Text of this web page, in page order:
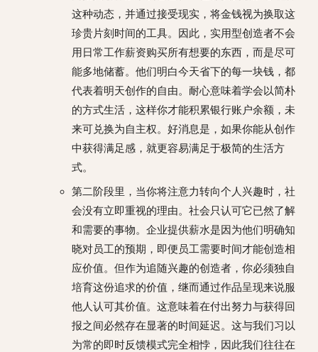
这种动态，并通过接受现实，将金钱视为换取这
珍贵片刻时间的工具。因此，实用型创造者不会
用日常工作薪资购买所有想要的东西，而是尽可
能多地储蓄。他们明白今天省下的每一块钱，都
代表着明天创作的自由。耐心意味着学会以简朴
的方式生活，这样你才能积累银行账户余额，未
来可兑换为自主权。好消息是，如果你能从创作
中获得满足感，就更容易满足于极简的生活方
式。
第二阶段里，当你将注意力转向个人兴趣时，社
会没有立即重视的理由。社会只认可它已然了解
和需要的事物。企业提供薪水是因为他们明确知
晓对员工的预期，即便员工需要时间才能创造相
应价值。但作为追随兴趣的创造者，你必须独自
培育这份追求的价值，继而通过作品呈现来说服
他人认可其价值。这意味着在付出努力与获得回
报之间必然存在显著的时间延迟。这与我们习以
为常的即时反馈模式完全相悖，因此我们往往在